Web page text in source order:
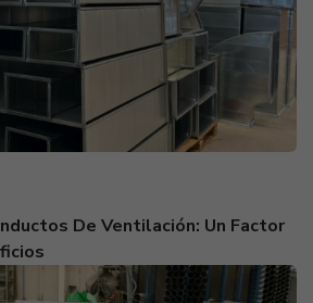
De Ventilación: Un Factor